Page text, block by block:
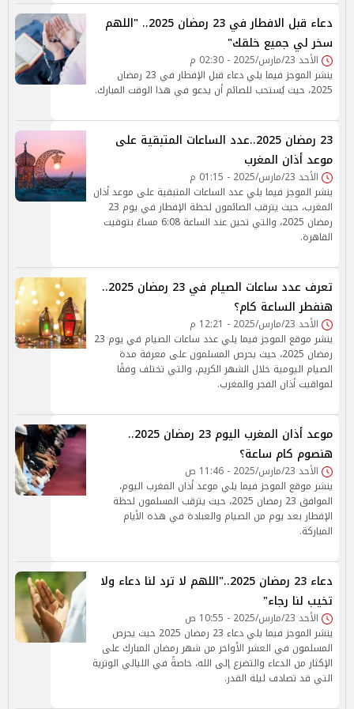
دعاء قبل الافطار في 23 رمضان 2025.. "اللهم
سخر لي جميع خلقك"
الأحد 23/مارس/2025 - 02:30 م
ينشر الموجز فيما يلي دعاء قبل الإفطار في 23 رمضان
2025، حيث يُستحب للصائم أن يدعو في هذا الوقت المبارك.
23 رمضان 2025..عدد الساعات المتبقية على
موعد أذان المغرب
الأحد 23/مارس/2025 - 01:15 م
ينشر الموجز فيما يلي عدد الساعات المتبقية على موعد أذان
المغرب، حيث يترقب الصائمون لحظة الإفطار في يوم 23
رمضان 2025، والتي تحين عند الساعة 6:08 مساءً بتوقيت
القاهرة.
تعرف عدد ساعات الصيام في 23 رمضان 2025..
هنفطر الساعة كام؟
الأحد 23/مارس/2025 - 12:21 م
ينشر موقع الموجز فيما يلي عدد ساعات الصيام في يوم 23
رمضان 2025، حيث يحرص المسلمون على معرفة مدة
الصيام اليومية خلال الشهر الكريم، والتي تختلف وفقًا
لمواقيت أذان الفجر والمغرب.
موعد أذان المغرب اليوم 23 رمضان 2025..
هنصوم كام ساعة؟
الأحد 23/مارس/2025 - 11:46 ص
ينشر موقع الموجز فيما يلي موعد أذان المغرب اليوم،
الموافق 23 رمضان 2025، حيث يترقب المسلمون لحظة
الإفطار بعد يوم من الصيام والعبادة في هذه الأيام
المباركة.
دعاء 23 رمضان 2025.."اللهم لا ترد لنا دعاء ولا
تخيب لنا رجاء"
الأحد 23/مارس/2025 - 10:55 ص
ينشر الموجز فيما يلي دعاء 23 رمضان 2025 حيث يحرص
المسلمون في العشر الأواخر من شهر رمضان المبارك على
الإكثار من الدعاء والتضرع إلى الله، خاصةً في الليالي الوترية
التي قد تصادف ليلة القدر.